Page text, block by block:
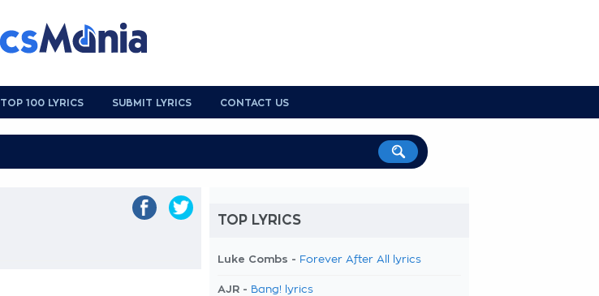
TOP 100 LYRICS SUBMIT LYRICS CONTACT US
TOP LYRICS
Luke Combs - Forever After All lyrics
AJR - Bang! lyrics